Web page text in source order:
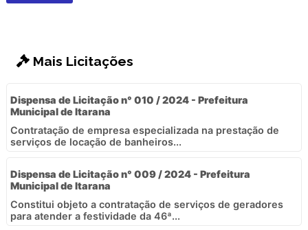
Mais Licitações
Dispensa de Licitação n° 010 / 2024 - Prefeitura
Municipal de Itarana
Contratação de empresa especializada na prestação de
serviços de locação de banheiros...
Dispensa de Licitação n° 009 / 2024 - Prefeitura
Municipal de Itarana
Constitui objeto a contratação de serviços de geradores
para atender a festividade da 46ª...